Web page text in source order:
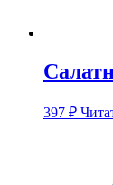
397 ₽